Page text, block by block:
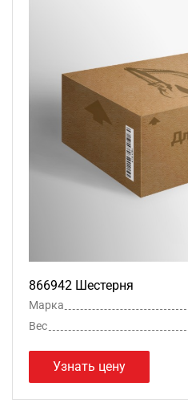
866942 Шестерня
Марка
Вес
Узнать цену